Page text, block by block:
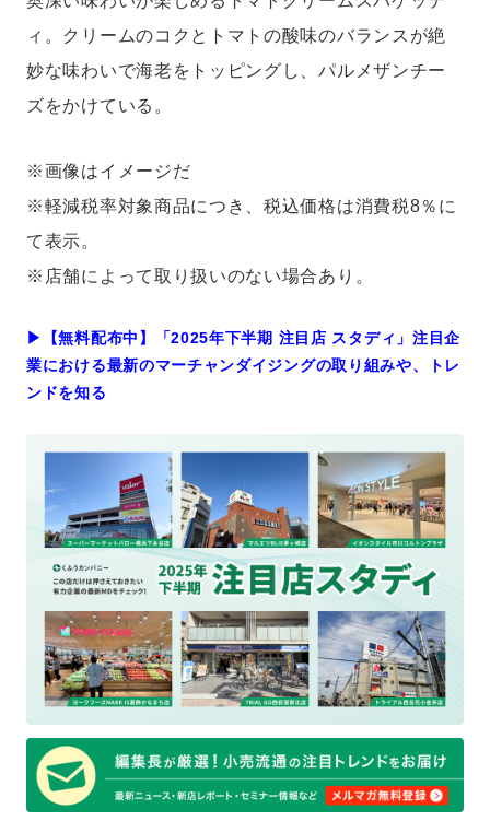
ィ。クリームのコクとトマトの酸味のバランスが絶
妙な味わいで海老をトッピングし、パルメザンチー
ズをかけている。
※画像はイメージだ
※軽減税率対象商品につき、税込価格は消費税8％に
て表示。
※店舗によって取り扱いのない場合あり。
▶︎【無料配布中】「2025年下半期 注目店 スタディ」注目企
業における最新のマーチャンダイジングの取り組みや、トレ
ンドを知る